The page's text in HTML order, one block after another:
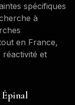
spécifiques
à
en France,
et
Épinal